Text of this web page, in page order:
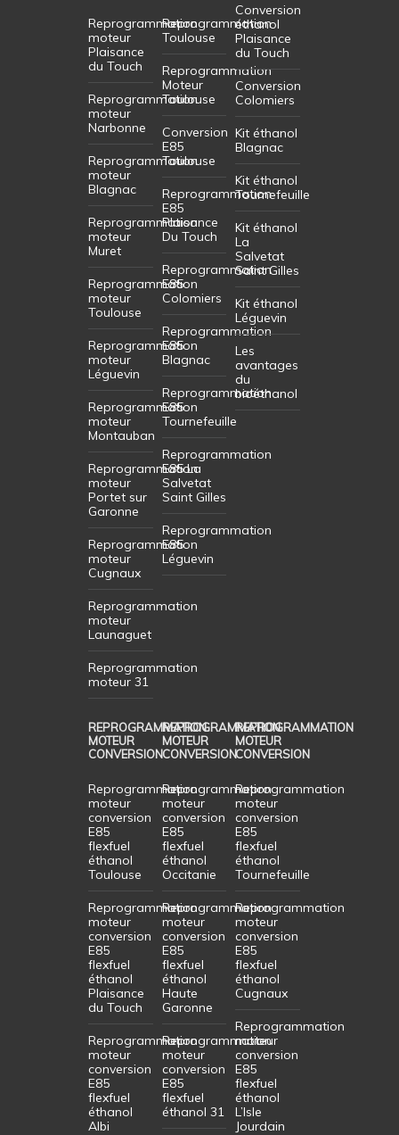
Reprogrammation
moteur
Plaisance
du Touch
Reprogrammation
moteur
Narbonne
Reprogrammation
moteur
Blagnac
Reprogrammation
moteur
Muret
Reprogrammation
moteur
Toulouse
Reprogrammation
moteur
Léguevin
Reprogrammation
moteur
Montauban
Reprogrammation
moteur
Portet sur
Garonne
Reprogrammation
moteur
Cugnaux
Reprogrammation
moteur
Launaguet
Reprogrammation
moteur 31
Reprogrammation
Toulouse
Reprogrammation
Moteur
Toulouse
Conversion
E85
Toulouse
Reprogrammation
E85
Plaisance
Du Touch
Reprogrammation
E85
Colomiers
Reprogrammation
E85
Blagnac
Reprogrammation
E85
Tournefeuille
Reprogrammation
E85 La
Salvetat
Saint Gilles
Reprogrammation
E85
Léguevin
Conversion
éthanol
Plaisance
du Touch
Conversion
Colomiers
Kit éthanol
Blagnac
Kit éthanol
Tournefeuille
Kit éthanol
La
Salvetat
Saint Gilles
Kit éthanol
Léguevin
Les
avantages
du
bioéthanol
REPROGRAMMATION
MOTEUR
CONVERSION
Reprogrammation
moteur
conversion
E85
flexfuel
éthanol
Toulouse
Reprogrammation
moteur
conversion
E85
flexfuel
éthanol
Plaisance
du Touch
Reprogrammation
moteur
conversion
E85
flexfuel
éthanol
Albi
REPROGRAMMATION
MOTEUR
CONVERSION
Reprogrammation
moteur
conversion
E85
flexfuel
éthanol
Occitanie
Reprogrammation
moteur
conversion
E85
flexfuel
éthanol
Haute
Garonne
Reprogrammation
moteur
conversion
E85
flexfuel
éthanol 31
REPROGRAMMATION
MOTEUR
CONVERSION
Reprogrammation
moteur
conversion
E85
flexfuel
éthanol
Tournefeuille
Reprogrammation
moteur
conversion
E85
flexfuel
éthanol
Cugnaux
Reprogrammation
moteur
conversion
E85
flexfuel
éthanol
L’Isle
Jourdain